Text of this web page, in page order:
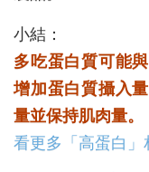
小結：
多吃蛋白質可能
增加蛋白質攝入
量並保持肌肉量。
看更多「高蛋白」